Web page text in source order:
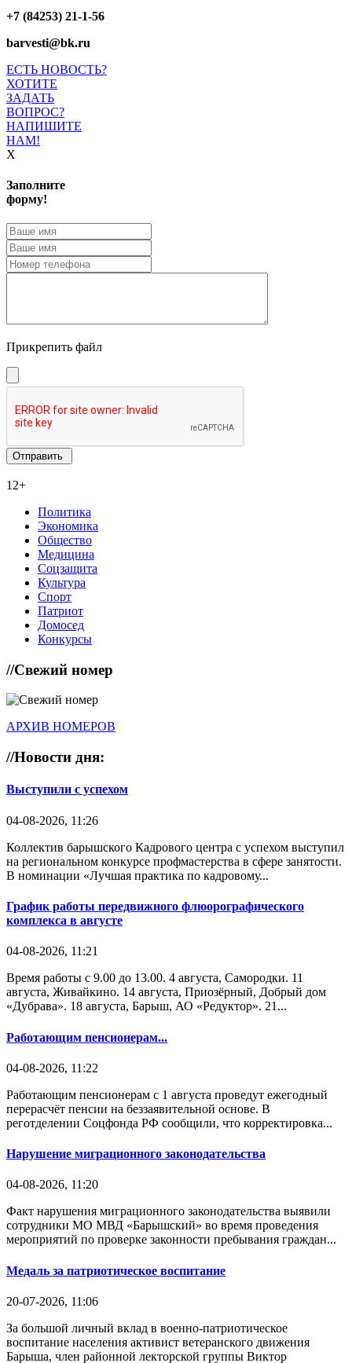
+7 (84253) 21-1-56
barvesti@bk.ru
ЕСТЬ НОВОСТЬ?
ХОТИТЕ
ЗАДАТЬ
ВОПРОС?
НАПИШИТЕ
НАМ!
X
Заполните
форму!
Прикрепить файл
12+
Политика
Экономика
Общество
Медицина
Соцзащита
Культура
Спорт
Патриот
Домосед
Конкурсы
//Свежий номер
АРХИВ НОМЕРОВ
//Новости дня:
Выступили с успехом
04-08-2026, 11:26
Коллектив барышского Кадрового центра с успехом выступил
на региональном конкурсе профмастерства в сфере занятости.
В номинации «Лучшая практика по кадровому...
График работы передвижного флюорографического
комплекса в августе
04-08-2026, 11:21
Время работы с 9.00 до 13.00. 4 августа, Самородки. 11
августа, Живайкино. 14 августа, Приозёрный, Добрый дом
«Дубрава». 18 августа, Барыш, АО «Редуктор». 21...
Работающим пенсионерам...
04-08-2026, 11:22
Работающим пенсионерам с 1 августа проведут ежегодный
перерасчёт пенсии на беззаявительной основе. В
реготделении Соцфонда РФ сообщили, что корректировка...
Нарушение миграционного законодательства
04-08-2026, 11:20
Факт нарушения миграционного законодательства выявили
сотрудники МО МВД «Барышский» во время проведения
мероприятий по проверке законности пребывания граждан...
Медаль за патриотическое воспитание
20-07-2026, 11:06
За большой личный вклад в военно-патриотическое
воспитание населения активист ветеранского движения
Барыша, член районной лекторской группы Виктор